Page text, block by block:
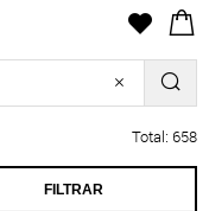
Total: 658
FILTRAR